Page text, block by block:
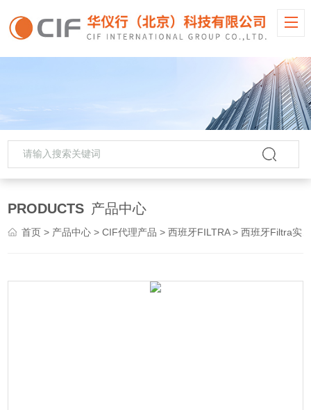
PRODUCTS 产品中心
首页 > 产品中心 >CIF代理产品 >西班牙FILTRA> 西班牙Filtra实验室电磁三维振动筛分仪